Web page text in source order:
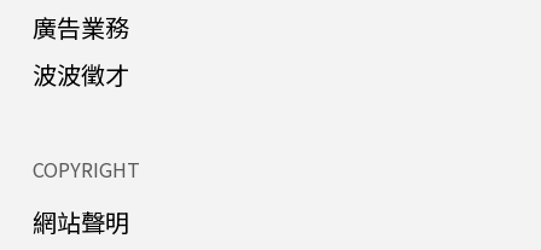
廣告業務
波波徵才
COPYRIGHT
網站聲明